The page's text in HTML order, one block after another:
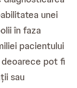
unei
în faza
pacientului
pot fi
sau